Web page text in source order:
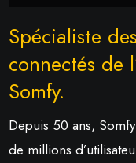
Spécialiste
connectés de
Somfy.
Depuis 50 ans,
de millions